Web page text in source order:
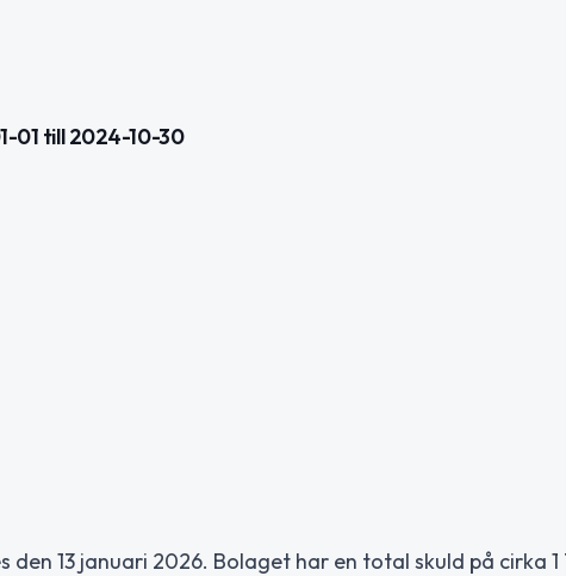
01 till 2024-10-30
13 januari 2026. Bolaget har en total skuld på cirka 1